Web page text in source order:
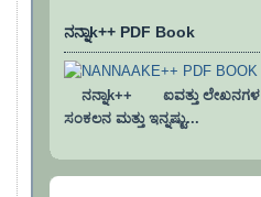
ನನ್ನಾk++ PDF Book
ನನ್ನಾk++ ಐವತ್ತು ಲೇಖನಗಳ
ಸಂಕಲನ ಮತ್ತು ಇನ್ನಷ್ಟು...